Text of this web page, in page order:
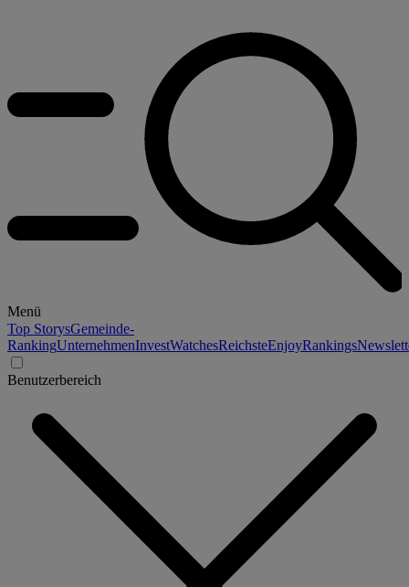
Menü
Top StorysGemeinde-
RankingUnternehmenInvestWatchesReichsteEnjoyRankings
Benutzerbereich